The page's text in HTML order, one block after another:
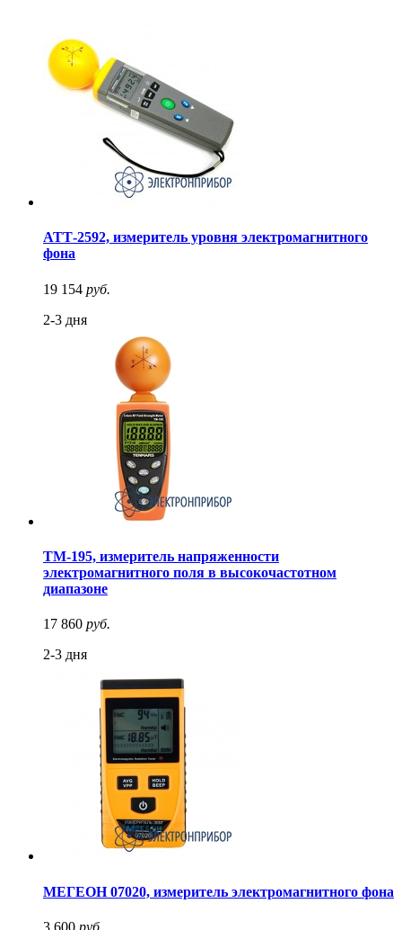
АТТ-2592, измеритель уровня электромагнитного
фона
19 154 руб.
2-3 дня
TM-195, измеритель напряженности
электромагнитного поля в высокочастотном
диапазоне
17 860 руб.
2-3 дня
МЕГЕОН 07020, измеритель электромагнитного фона
3 600 руб.